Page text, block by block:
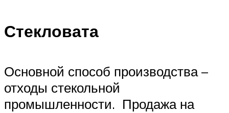
Стекловата
Основной способ производства –
отходы стекольной
промышленности. Продажа на